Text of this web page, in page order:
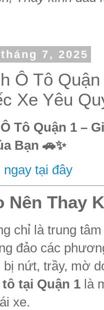
7, 2025
Ô Tô
Xe Yêu
Tô Quận 1 –
Bạn 🚗✨
tại đây
Nên Thay
chỉ là trung
đảo các
bị nứt, trầy, mờ
tại Quận 1 là
xe.